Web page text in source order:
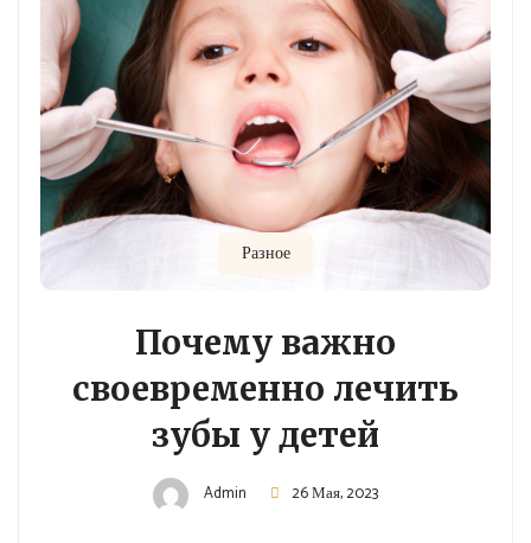
Разное
Почему важно
своевременно лечить
зубы у детей
Admin 26 Мая, 2023